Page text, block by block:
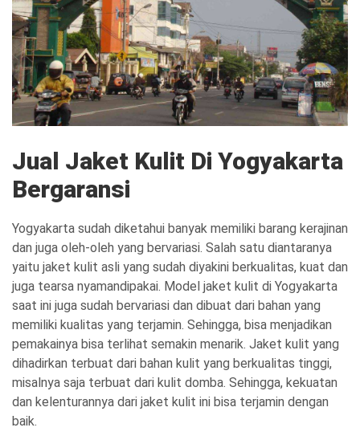
Jual Jaket Kulit Di Yogyakarta
Bergaransi
Yogyakarta sudah diketahui banyak memiliki barang kerajinan
dan juga oleh-oleh yang bervariasi. Salah satu diantaranya
yaitu jaket kulit asli yang sudah diyakini berkualitas, kuat dan
juga tearsa nyamandipakai. Model jaket kulit di Yogyakarta
saat ini juga sudah bervariasi dan dibuat dari bahan yang
memiliki kualitas yang terjamin. Sehingga, bisa menjadikan
pemakainya bisa terlihat semakin menarik. Jaket kulit yang
dihadirkan terbuat dari bahan kulit yang berkualitas tinggi,
misalnya saja terbuat dari kulit domba. Sehingga, kekuatan
dan kelenturannya dari jaket kulit ini bisa terjamin dengan
baik.